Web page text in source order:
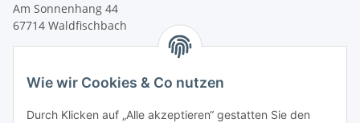
Wie wir Cookies & Co nutzen
Durch Klicken auf „Alle akzeptieren“ gestatten Sie den
Am Sonnenhang 44
67714 Waldfischbach
info@vitacellmedical.com